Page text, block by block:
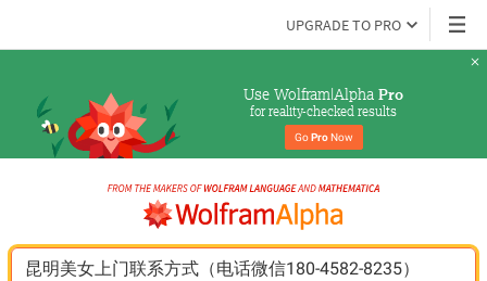
UPGRADE TO PRO
Use Wolfram|Alpha Pro
for reality-checked results
Go Pro Now
昆明美女上门联系方式（电话微信180-4582-8235）